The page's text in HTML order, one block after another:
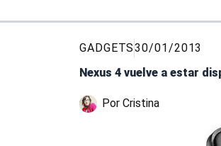
GADGETS30/01/2013
Nexus 4 vuelve a estar
Por Cristina